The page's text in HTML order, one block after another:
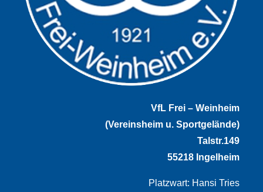
VfL Frei – Weinheim
(Vereinsheim u. Sportgelände)
Talstr.149
55218 Ingelheim
Platzwart: Hansi Tries